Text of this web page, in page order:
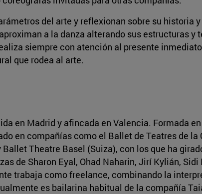
del arte y reflexionan sobre su historia
a la danza alterando sus estructuras y
siempre con atención al presente
que rodea al arte.
en Madrid y afincada en Valencia. Formada
en compañías como el Ballet de Teatres de la
Theatre Basel (Suiza), con los que ha
de Sharon Eyal, Ohad Naharin, Jirí Kylián, Sidi
trabaja como freelance, combinando la
es bailarina habitual de la compañía